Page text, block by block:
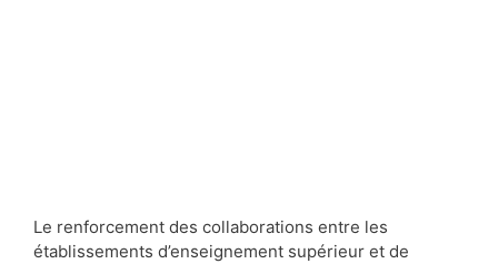
Le renforcement des collaborations entre les
établissements d’enseignement supérieur et de